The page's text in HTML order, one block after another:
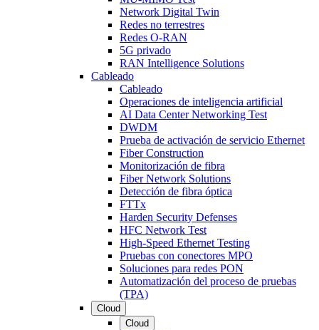
Network Digital Twin
Redes no terrestres
Redes O-RAN
5G privado
RAN Intelligence Solutions
Cableado
Cableado
Operaciones de inteligencia artificial
AI Data Center Networking Test
DWDM
Prueba de activación de servicio Ethernet
Fiber Construction
Monitorización de fibra
Fiber Network Solutions
Detección de fibra óptica
FTTx
Harden Security Defenses
HFC Network Test
High-Speed Ethernet Testing
Pruebas con conectores MPO
Soluciones para redes PON
Automatización del proceso de pruebas
(TPA)
Cloud
Cloud